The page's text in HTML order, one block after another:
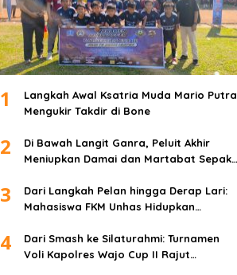
1
Langkah Awal Ksatria Muda Mario Putra
Mengukir Takdir di Bone
2
Di Bawah Langit Ganra, Peluit Akhir
Meniupkan Damai dan Martabat Sepak
3
Dari Langkah Pelan hingga Derap Lari:
Mahasiswa FKM Unhas Hidupkan
4
Dari Smash ke Silaturahmi: Turnamen
Voli Kapolres Wajo Cup II Rajut